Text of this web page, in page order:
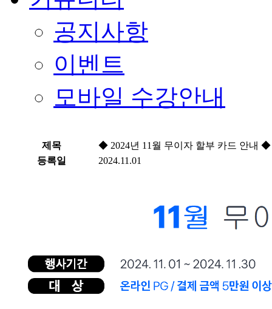
공지사항
이벤트
모바일 수강안내
제목
◆ 2024년 11월 무이자 할부 카드 안내 ◆
등록일
2024.11.01